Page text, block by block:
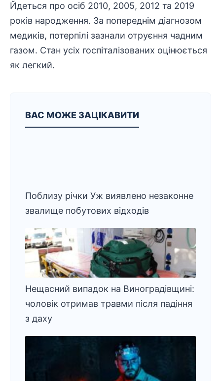
Йдеться про осіб 2010, 2005, 2012 та 2019
років народження. За попереднім діагнозом
медиків, потерпілі зазнали отруєння чадним
газом. Стан усіх госпіталізованих оцінюється
як легкий.
ВАС МОЖЕ ЗАЦІКАВИТИ
Поблизу річки Уж виявлено незаконне
звалище побутових відходів
Нещасний випадок на Виноградівщині:
чоловік отримав травми після падіння
з даху